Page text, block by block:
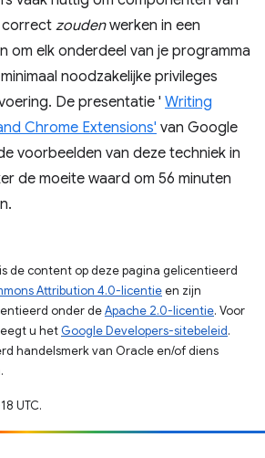
correctzoudenwerken in een
om elk onderdeel van je programma
noodzakelijke privileges
De presentatie ' Writing
Chrome Extensions' van Google
voorbeelden van deze techniek in
de moeite waard om 56 minuten
de content op deze pagina gelicentieerd
Attribution 4.0-licentieen zijn
onder deApache 2.0-licentie. Voor
u het Google Developers-sitebeleid.
handelsmerk van Oracle en/of diens
UTC.